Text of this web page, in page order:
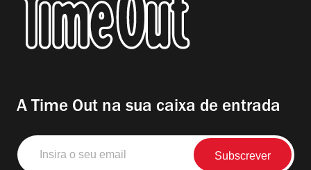
A Time Out na sua caixa de entrada
Insira
o